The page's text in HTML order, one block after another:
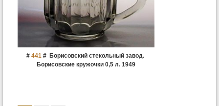
# 441 # Борисовский стекольный завод.
Борисовские кружочки 0,5 л. 1949